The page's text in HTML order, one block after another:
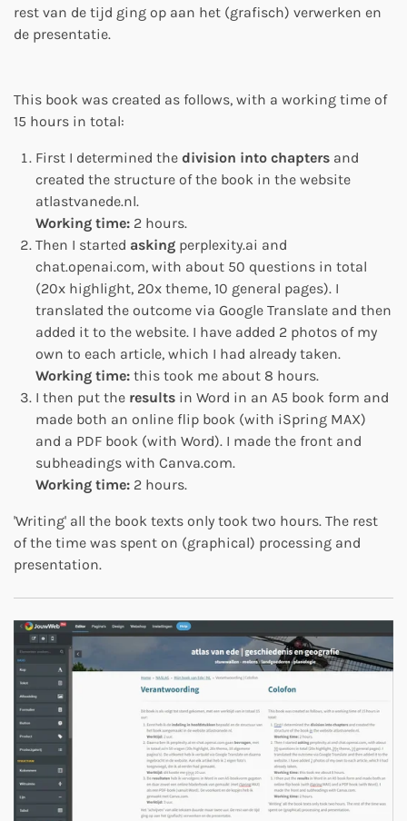
rest van de tijd ging op aan het (grafisch) verwerken en
de presentatie.
This book was created as follows, with a working time of
15 hours in total:
First I determined the division into chapters and
created the structure of the book in the website
atlastvanede.nl.
Working time: 2 hours.
Then I started asking perplexity.ai and
chat.openai.com, with about 50 questions in total
(20x highlight, 20x theme, 10 general pages). I
translated the outcome via Google Translate and then
added it to the website. I have added 2 photos of my
own to each article, which I had already taken.
Working time: this took me about 8 hours.
I then put the results in Word in an A5 book form and
made both an online flip book (with iSpring MAX)
and a PDF book (with Word). I made the front and
subheadings with Canva.com.
Working time: 2 hours.
'Writing' all the book texts only took two hours. The rest
of the time was spent on (graphical) processing and
presentation.